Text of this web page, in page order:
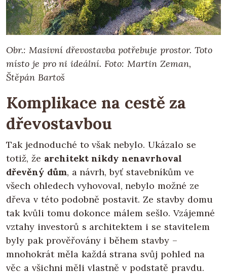
Obr.: Masivní dřevostavba potřebuje prostor. Toto
místo je pro ni ideální. Foto: Martin Zeman,
Štěpán Bartoš
Komplikace na cestě za
dřevostavbou
Tak jednoduché to však nebylo. Ukázalo se
totiž, že architekt nikdy nenavrhoval
dřevěný dům, a návrh, byť stavebníkům ve
všech ohledech vyhovoval, nebylo možné ze
dřeva v této podobně postavit. Ze stavby domu
tak kvůli tomu dokonce málem sešlo. Vzájemné
vztahy investorů s architektem i se stavitelem
byly pak prověřovány i během stavby –
mnohokrát měla každá strana svůj pohled na
věc a všichni měli vlastně v podstatě pravdu.